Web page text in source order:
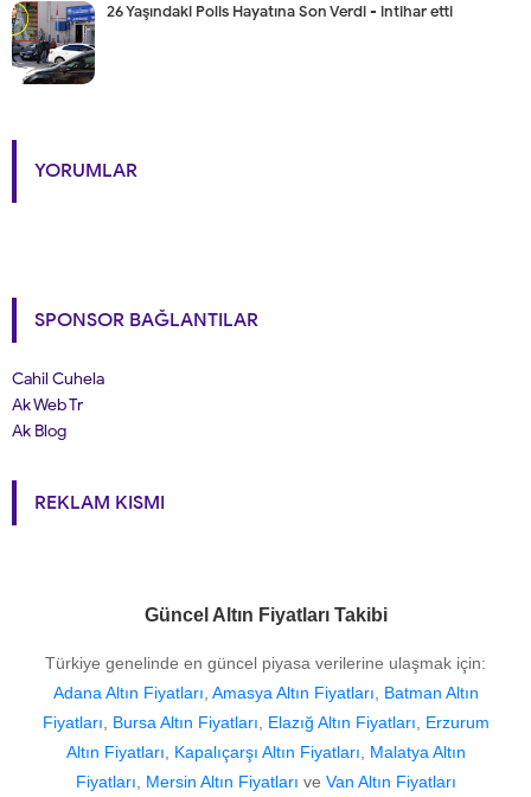
26 Yaşındaki Polis Hayatına Son Verdi - intihar etti
YORUMLAR
SPONSOR BAĞLANTILAR
Cahil Cuhela
Ak Web Tr
Ak Blog
REKLAM KISMI
Güncel Altın Fiyatları Takibi
Türkiye genelinde en güncel piyasa verilerine ulaşmak için:
Adana Altın Fiyatları Amasya Altın Fiyatları
Batman Altın
Fiyatları
Bursa Altın Fiyatları Elazığ Altın Fiyatları
Erzurum
Altın Fiyatları
Kapalıçarşı Altın Fiyatları
Malatya Altın
Fiyatları
Mersin Altın Fiyatları ve Van Altın Fiyatları